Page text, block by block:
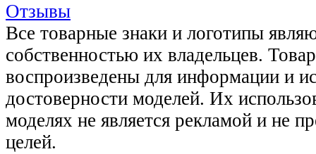
Отзывы
Все товарные знаки и логотипы
собственностью их владельцев.
воспроизведены для информации и
достоверности моделей. Их
моделях не является рекламой и не
целей.